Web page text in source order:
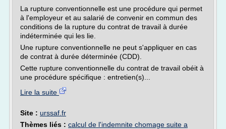
La rupture conventionnelle est une procédure qui permet
à l'employeur et au salarié de convenir en commun des
conditions de la rupture du contrat de travail à durée
indéterminée qui les lie.
Une rupture conventionnelle ne peut s'appliquer en cas
de contrat à durée déterminée (CDD).
Cette rupture conventionnelle du contrat de travail obéit à
une procédure spécifique : entretien(s)...
Lire la suite
Site : urssaf.fr
Thèmes liés : calcul de l'indemnite chomage suite a